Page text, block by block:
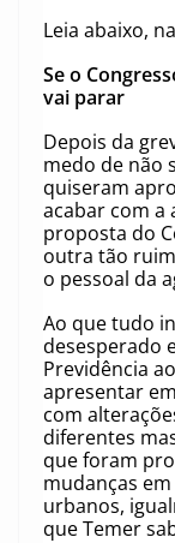
Leia abaixo,
Se o
vai parar
Depois da
medo de não
quiseram
acabar com
proposta do
outra tão
o pessoal da
Ao que tudo
desesperado
Previdência
apresentar
com
diferentes
que foram
mudanças
urbanos,
que Temer